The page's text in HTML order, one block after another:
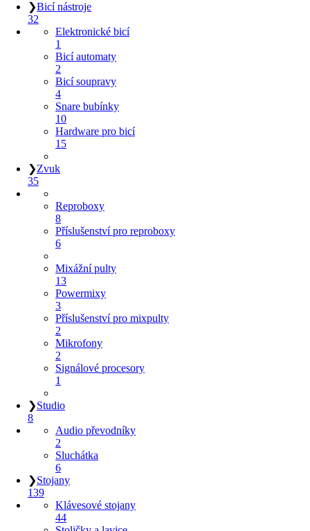
❯Bicí nástroje
32
Elektronické bicí
1
Bicí automaty
2
Bicí soupravy
4
Snare bubínky
10
Hardware pro bicí
15
❯Zvuk
35
Reproboxy
8
Příslušenství pro reproboxy
6
Mixážní pulty
13
Powermixy
3
Příslušenství pro mixpulty
2
Mikrofony
2
Signálové procesory
1
❯Studio
8
Audio převodníky
2
Sluchátka
6
❯Stojany
139
Klávesové stojany
44